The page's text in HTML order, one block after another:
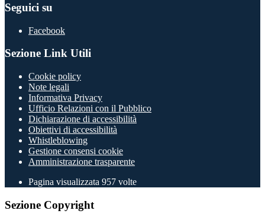
Seguici su
Facebook
Sezione Link Utili
Cookie policy
Note legali
Informativa Privacy
Ufficio Relazioni con il Pubblico
Dichiarazione di accessibilità
Obiettivi di accessibilità
Whistleblowing
Gestione consensi cookie
Amministrazione trasparente
Pagina visualizzata 957 volte
Sezione Copyright